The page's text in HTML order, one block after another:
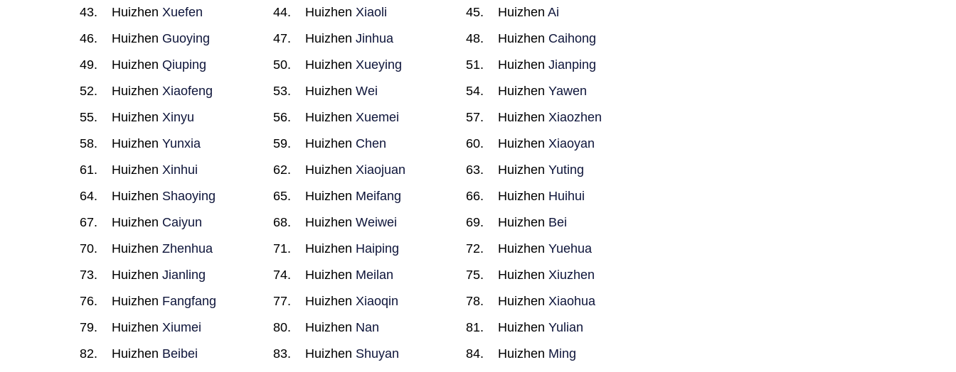
Huizhen Xuefen Huizhen Xiaoli HuizhenAi
Huizhen Guoying Huizhen Jinhua Huizhen Caihong
Huizhen Qiuping Huizhen Xueying HuizhenJianping
Huizhen Xiaofeng Huizhen Wei HuizhenYawen
Huizhen Xinyu Huizhen Xuemei HuizhenXiaozhen
Huizhen Yunxia Huizhen Chen HuizhenXiaoyan
Huizhen Xinhui Huizhen Xiaojuan HuizhenYuting
Huizhen Shaoying Huizhen Meifang Huizhen Huihui
Huizhen Caiyun Huizhen Weiwei Huizhen Bei
Huizhen Zhenhua Huizhen Haiping HuizhenYuehua
Huizhen Jianling Huizhen Meilan HuizhenXiuzhen
Huizhen Fangfang Huizhen Xiaoqin HuizhenXiaohua
Huizhen Xiumei Huizhen Nan HuizhenYulian
Huizhen Beibei Huizhen Shuyan Huizhen Ming